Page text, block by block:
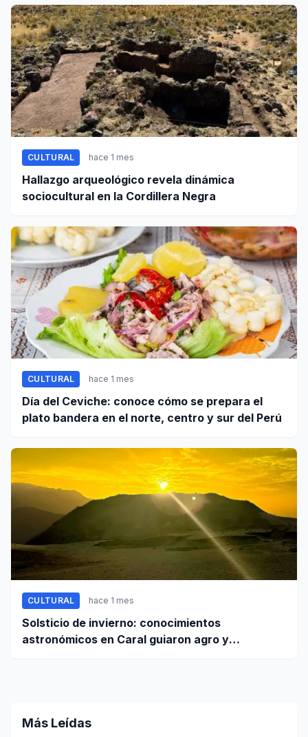
documentales
CULTURAL hace 1 mes
Hallazgo arqueológico revela dinámica
sociocultural en la Cordillera Negra
CULTURAL hace 1 mes
Día del Ceviche: conoce cómo se prepara el
plato bandera en el norte, centro y sur del Perú
CULTURAL hace 1 mes
Solsticio de invierno: conocimientos
astronómicos en Caral guiaron agro y
Más Leídas